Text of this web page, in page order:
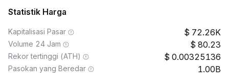
Statistik Harga
Kapitalisasi Pasar 72.26K
Volume 24 Jam 80.23
Rekor tertinggi (ATH) 0.00325136
Pasokan yang Beredar 1.00B